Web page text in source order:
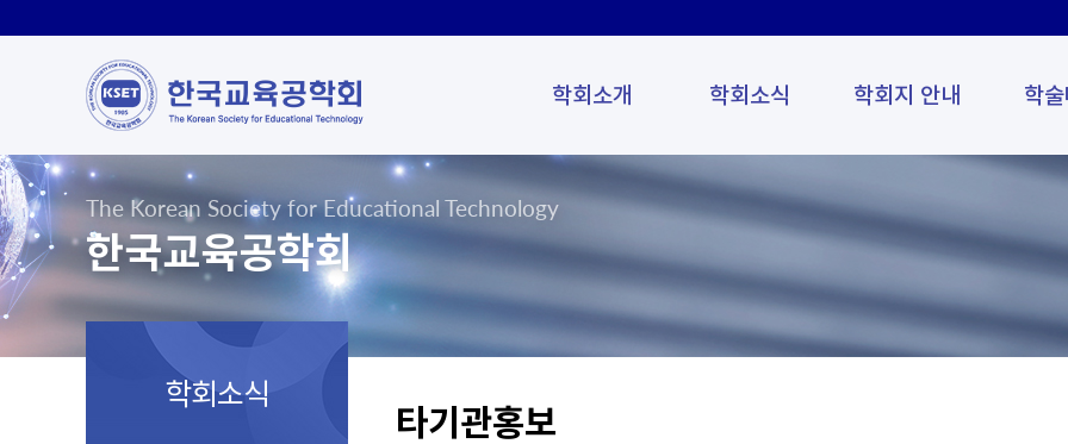
학회소개 학회소식 학회지 안내 학술
The Korean Society for Educational Technology
한국교육공학회
학회소식
타기관홍보